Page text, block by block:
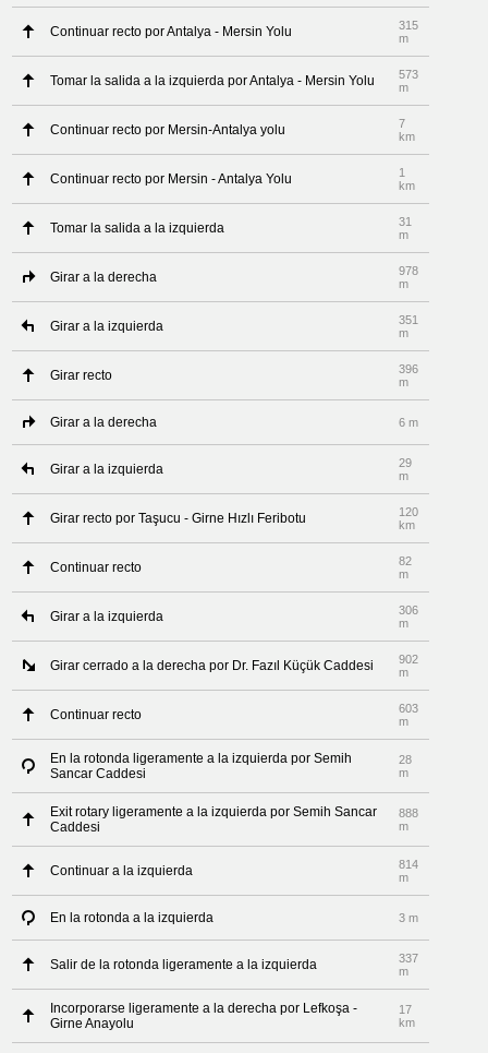
Continuar recto por Antalya - Mersin Yolu
315
m
Tomar la salida a la izquierda por Antalya - Mersin Yolu
573
m
Continuar recto por Mersin-Antalya yolu
7
km
Continuar recto por Mersin - Antalya Yolu
1
km
Tomar la salida a la izquierda
31
m
Girar a la derecha
978
m
Girar a la izquierda
351
m
Girar recto
396
m
Girar a la derecha 6 m
Girar a la izquierda
29
m
Girar recto por Taşucu - Girne Hızlı Feribotu
120
km
Continuar recto
82
m
Girar a la izquierda
306
m
Girar cerrado a la derecha por Dr. Fazıl Küçük Caddesi
902
m
Continuar recto
603
m
En la rotonda ligeramente a la izquierda por Semih
Sancar Caddesi
28
m
Exit rotary ligeramente a la izquierda por Semih Sancar
Caddesi
888
m
Continuar a la izquierda
814
m
En la rotonda a la izquierda 3 m
Salir de la rotonda ligeramente a la izquierda
337
m
Incorporarse ligeramente a la derecha por Lefkoşa -
Girne Anayolu
17
km